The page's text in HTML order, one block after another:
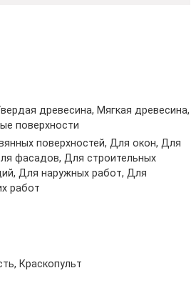
древесина, Мягкая древесина,
поверхности
поверхностей, Для окон, Для
фасадов, Для строительных
Для наружных работ, Для
работ
Краскопульт